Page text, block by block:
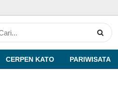
CERPEN KATO PARIWISATA